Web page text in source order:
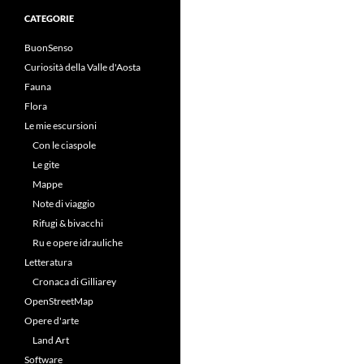
CATEGORIE
BuonSenso
Curiosità della Valle d'Aosta
Fauna
Flora
Le mie escursioni
Con le ciaspole
Le gite
Mappe
Note di viaggio
Rifugi & bivacchi
Ru e opere idrauliche
Letteratura
Cronaca di Gilliarey
OpenStreetMap
Opere d'arte
Land Art
Software